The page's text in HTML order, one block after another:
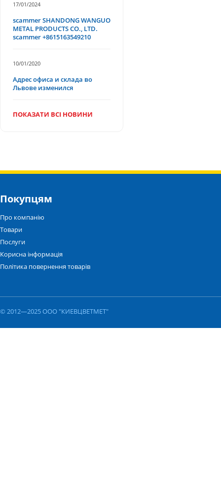
17/01/2024
scammer SHANDONG WANGUO
METAL PRODUCTS CO., LTD.
scammer +8615163549210
10/01/2020
Адрес офиса и склада во
Львове изменился
ПОКАЗАТИ ВСІ НОВИНИ
Покупцям
Про компанію
Товари
Послуги
Корисна інформація
Політика повернення товарів
© 2012—2025 ООО "КИЕВЦВЕТМЕТ"